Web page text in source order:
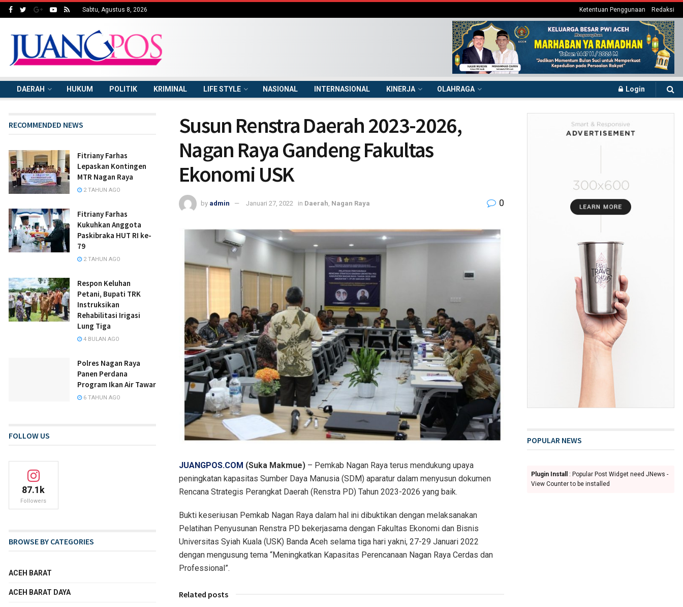
Sabtu, Agustus 8, 2026 Ketentuan Penggunaan Redaksi
DAERAH HUKUM POLITIK KRIMINAL LIFE STYLE NASIONAL INTERNASIONAL KINERJA OLAHRAGA Login
Susun Renstra Daerah 2023-2026,
Nagan Raya Gandeng Fakultas
Ekonomi USK
by admin Januari 27, 2022 in Daerah Nagan Raya 0
JUANGPOS.COM (Suka Makmue) – Pemkab Nagan Raya terus mendukung upaya
peningkatan kapasitas Sumber Daya Manusia (SDM) aparatur dalam menyusun dokumen
Rencana Strategis Perangkat Daerah (Renstra PD) Tahun 2023-2026 yang baik.
Bukti keseriusan Pemkab Nagan Raya dalam hal ini dibuktikan dengan melaksanakan
Pelatihan Penyusunan Renstra PD bekerjasama dengan Fakultas Ekonomi dan Bisnis
Universitas Syiah Kuala (USK) Banda Aceh selama tiga hari yakni, 27-29 Januari 2022
dengan mengusung tema “Meningkatkan Kapasitas Perencanaan Nagan Raya Cerdas dan
Professional”.
Related posts
RECOMMENDED NEWS
Fitriany Farhas
Lepaskan Kontingen
MTR Nagan Raya
2 TAHUN AGO
Fitriany Farhas
Kukuhkan Anggota
Paskibraka HUT RI ke-
79
2 TAHUN AGO
Respon Keluhan
Petani, Bupati TRK
Instruksikan
Rehabilitasi Irigasi
Lung Tiga
4 BULAN AGO
Polres Nagan Raya
Panen Perdana
Program Ikan Air Tawar
6 TAHUN AGO
FOLLOW US
87.1k
Followers
BROWSE BY CATEGORIES
ACEH BARAT
ACEH BARAT DAYA
POPULAR NEWS
Plugin Install
: Popular Post Widget need JNews -
View Counter to be installed